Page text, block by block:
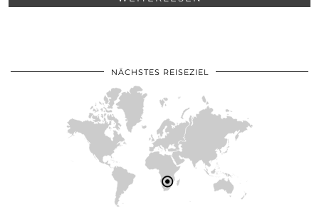
NÄCHSTES REISEZIEL